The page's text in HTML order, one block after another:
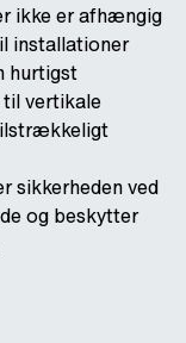
ikke er afhængig
installationer
hurtigst
vertikale
sikkerheden ved
og beskytter